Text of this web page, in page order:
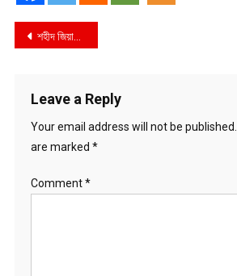
Post
শহীদ জিয়ার ৪৫তম শাহাদাত বার্ষিকীতে হাজারো মানুষের দোয়া
Leave a Reply
Your email address will not be published.
are marked *
Comment*